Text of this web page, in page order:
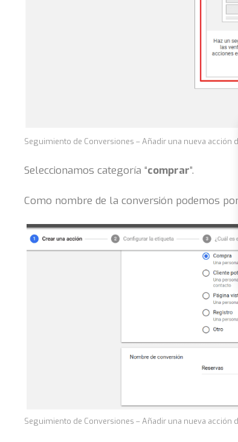
Seguimiento de Conversiones – Añadir una nueva acción
Seleccionamos categoría “comprar”.
Como nombre de la conversión podemos
Seguimiento de Conversiones – Añadir una nueva acción